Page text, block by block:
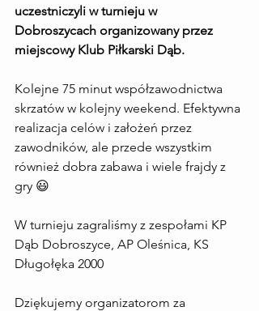
uczestniczyli w turnieju w
Dobroszycach organizowany przez
miejscowy Klub Piłkarski Dąb.
Kolejne 75 minut współzawodnictwa
skrzatów w kolejny weekend. Efektywna
realizacja celów i założeń przez
zawodników, ale przede wszystkim
również dobra zabawa i wiele frajdy z
gry 😃
W turnieju zagraliśmy z zespołami KP
Dąb Dobroszyce, AP Oleśnica, KS
Długołęka 2000
Dziękujemy organizatorom za